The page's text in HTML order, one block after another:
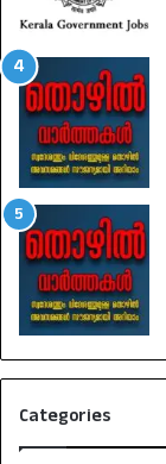
Categories